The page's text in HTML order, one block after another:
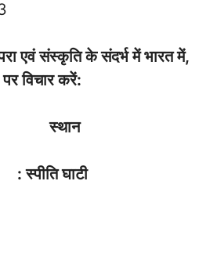
एवं संस्कृति के संदर्भ में भारत में,
पर विचार करें:
स्थान
घाटी